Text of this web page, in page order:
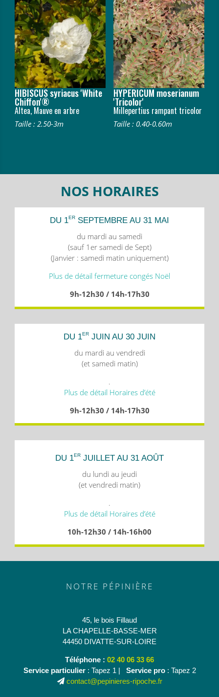
HIBISCUS syriacus 'White
Chiffon'®
Altea, Mauve en arbre
Taille : 2.50-3m
HYPERICUM moserianum
'Tricolor'
Millepertius rampant tricolor
Taille : 0.40-0.60m
NOS HORAIRES
DU 1ER SEPTEMBRE AU 31 MAI
du mardi au samedi
(sauf 1er samedi de Sept)
(Janvier : samedi matin uniquement)
Plus de détail fermeture congés Noël
9h-12h30 / 14h-17h30
DU 1ER JUIN AU 30 JUIN
du mardi au vendredi
(et samedi matin)
.
Plus de détail Horaires d’été
9h-12h30 / 14h-17h30
DU 1ER JUILLET AU 31 AOÛT
du lundi au jeudi
(et vendredi matin)
.
Plus de détail Horaires d’été
10h-12h30 / 14h-16h00
NOTRE PÉPINIÈRE
45, le bois Fillaud
LA CHAPELLE-BASSE-MER
44450 DIVATTE-SUR-LOIRE
Téléphone : 02 40 06 33 66
Service particulier: Tapez 1 | Service pro: Tapez 2
contact@pepinieres-ripoche.fr